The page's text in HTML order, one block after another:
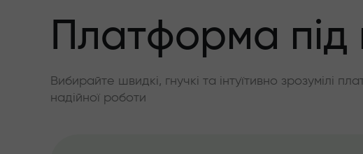
Платформа під
Вибирайте швидкі, гнучкі та інтуїтивно зрозумілі
надійної роботи